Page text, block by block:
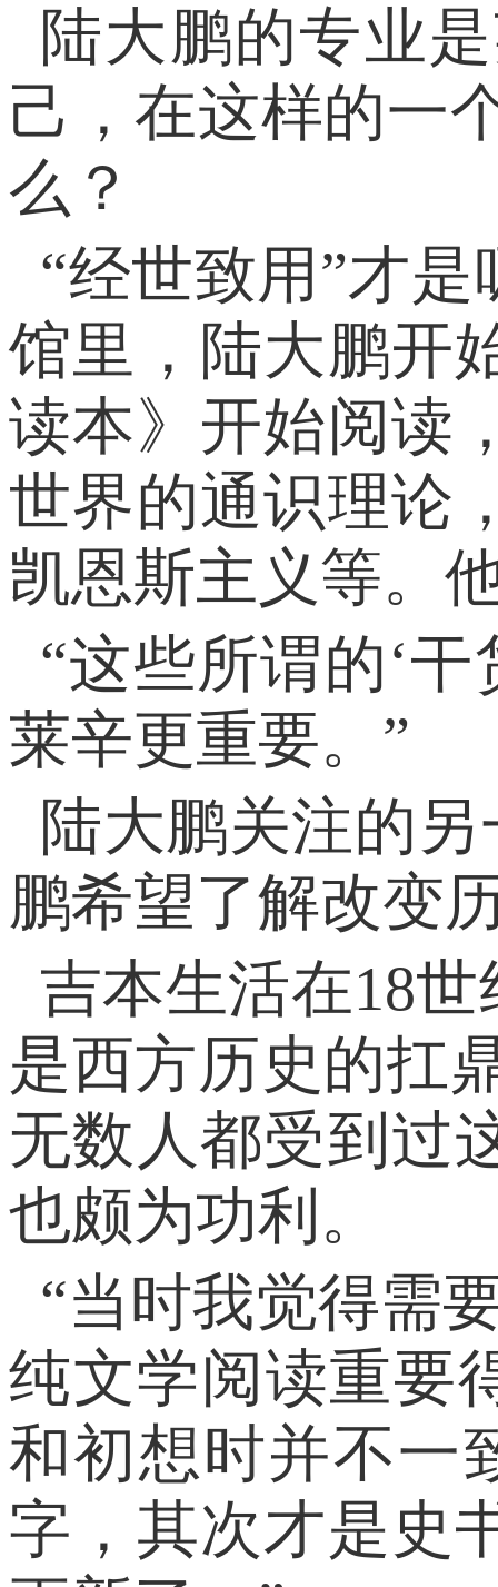
陆大鹏的专业
己，在这样的一
么？
“经世致用”才
馆里，陆大鹏开
读本》开始阅读
世界的通识理论
凯恩斯主义等。
“这些所谓的‘
莱辛更重要。”
陆大鹏关注的
鹏希望了解改变
吉本生活在18
是西方历史的扛
无数人都受到过
也颇为功利。
“当时我觉得需
纯文学阅读重要
和初想时并不一
字，其次才是史